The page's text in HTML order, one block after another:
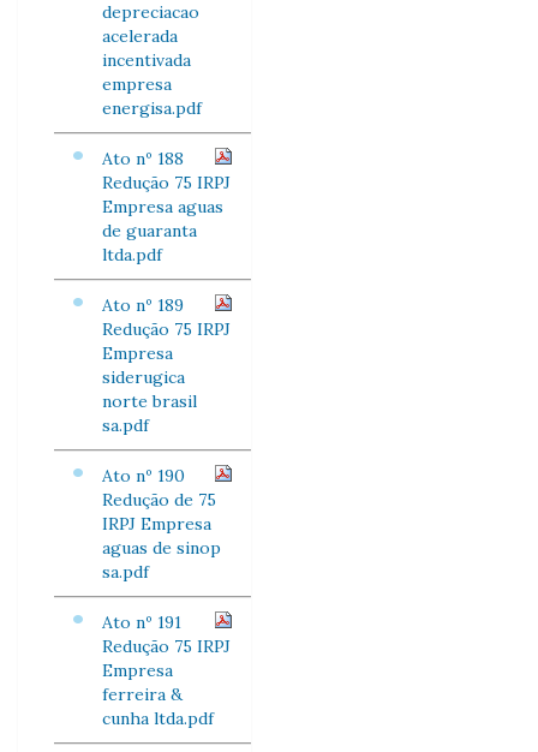
depreciacao
acelerada
incentivada
empresa
energisa.pdf
Ato nº 188
Redução 75 IRPJ
Empresa aguas
de guaranta
ltda.pdf
Ato nº 189
Redução 75 IRPJ
Empresa
siderugica
norte brasil
sa.pdf
Ato nº 190
Redução de 75
IRPJ Empresa
aguas de sinop
sa.pdf
Ato nº 191
Redução 75 IRPJ
Empresa
ferreira &
cunha ltda.pdf